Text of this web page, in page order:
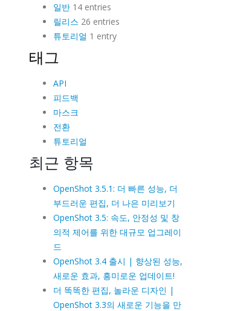
일반14 entries
릴리스 26 entries
튜토리얼 1 entry
태그
API
피드백
마스크
전환
튜토리얼
최근 항목
OpenShot 3.5.1: 더 빠른 성능, 더
부드러운 편집, 더 나은 미리보기
OpenShot 3.5: 속도, 안정성 및 창
의적 제어를 위한 대규모 업그레이
드
OpenShot 3.4 출시 | 향상된 성능,
새로운 효과, 흥미로운 업데이트!
더 똑똑한 편집, 놀라운 디자인 |
OpenShot 3.3의 새로운 기능을 만